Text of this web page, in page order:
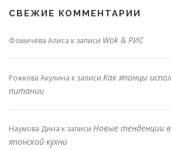
СВЕЖИЕ КОММЕНТАРИИ
Фомичёва Алиса к записи Wok & РИС
Рожкова Акулина к записи Как японцы
питании
Наумова Дина к записи Новые тенденции
японской кухни